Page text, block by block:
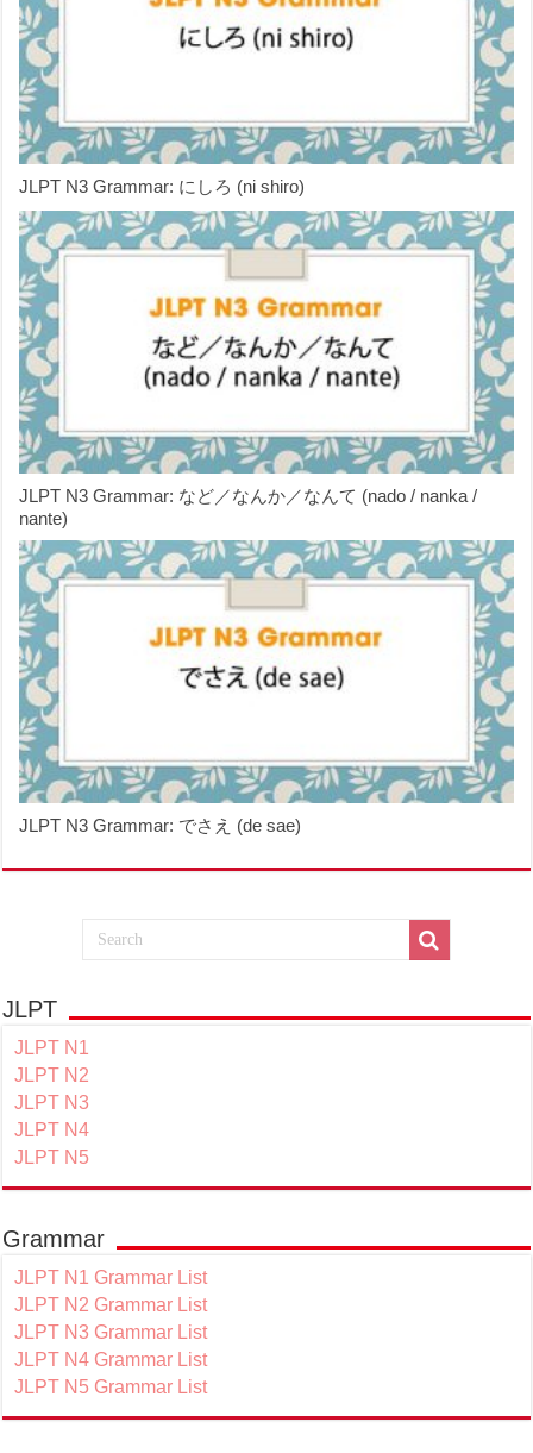
JLPT N3 Grammar: にしろ (ni shiro)
JLPT N3 Grammar: など／なんか／なんて (nado / nanka /
nante)
JLPT N3 Grammar: でさえ (de sae)
JLPT
JLPT N1
JLPT N2
JLPT N3
JLPT N4
JLPT N5
Grammar
JLPT N1 Grammar List
JLPT N2 Grammar List
JLPT N3 Grammar List
JLPT N4 Grammar List
JLPT N5 Grammar List